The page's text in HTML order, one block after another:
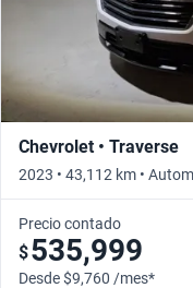
Chevrolet • Traverse
2023 • 43,112 km •
Precio contado
$535,999
Desde $9,760 /mes*